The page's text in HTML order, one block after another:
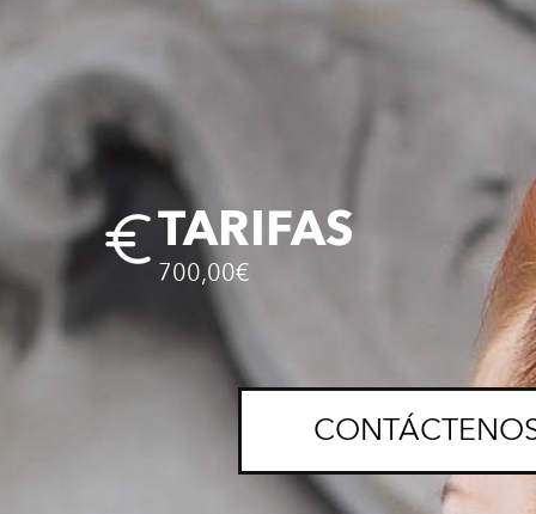
TARIFAS
700,00€